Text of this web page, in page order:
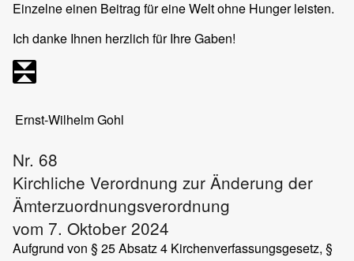
Einzelne einen Beitrag für eine Welt ohne Hunger leisten.
Ich danke Ihnen herzlich für Ihre Gaben!
Ernst-Wilhelm Gohl
Nr. 68
Kirchliche Verordnung zur Änderung der
Ämterzuordnungsverordnung
vom 7. Oktober 2024
Aufgrund von § 25 Absatz 4 Kirchenverfassungsgesetz, §